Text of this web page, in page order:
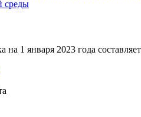
на 1 января 2023 года